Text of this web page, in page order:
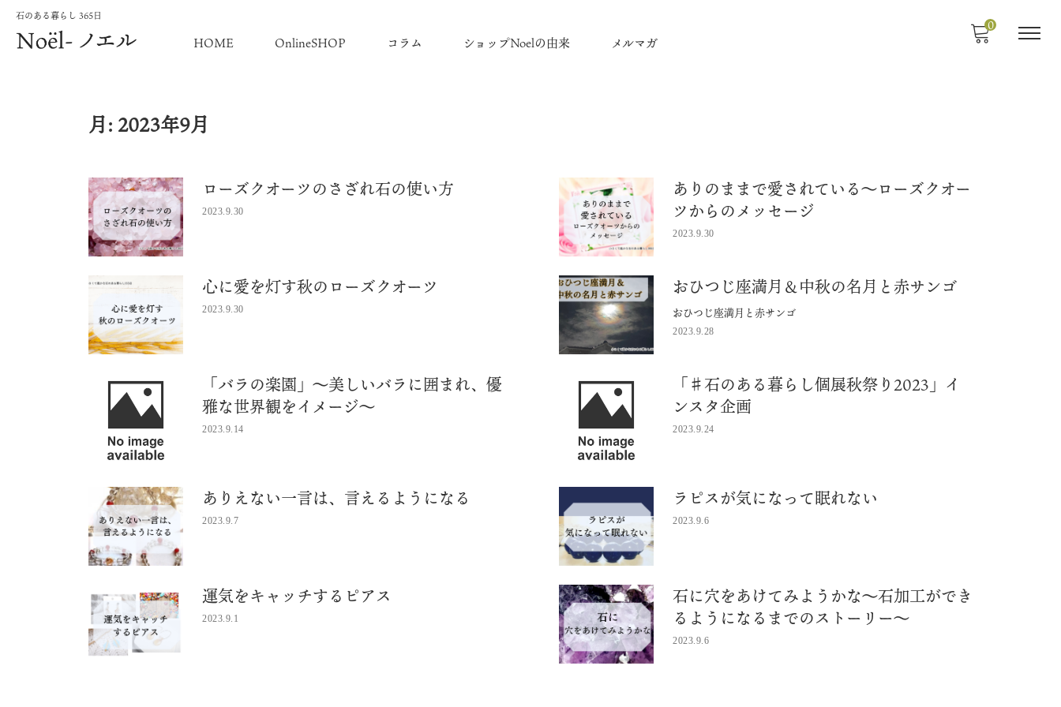
石のある暮らし 365日
HOME OnlineSHOP コラム ショップNoelの由来 メルマガ
0
月: 2023年9月
ローズクオーツのさざれ石の使い方
2023.9.30
ありのままで愛されている～ローズクオー
ツからのメッセージ
2023.9.30
心に愛を灯す秋のローズクオーツ
2023.9.30
おひつじ座満月＆中秋の名月と赤サンゴ
おひつじ座満月と赤サンゴ
2023.9.28
「バラの楽園」〜美しいバラに囲まれ、優
雅な世界観をイメージ〜
2023.9.14
「♯石のある暮らし個展秋祭り2023」イ
ンスタ企画
2023.9.24
ありえない一言は、言えるようになる
2023.9.7
ラピスが気になって眠れない
2023.9.6
運気をキャッチするピアス
2023.9.1
石に穴をあけてみようかな～石加工ができ
るようになるまでのストーリー～
2023.9.6